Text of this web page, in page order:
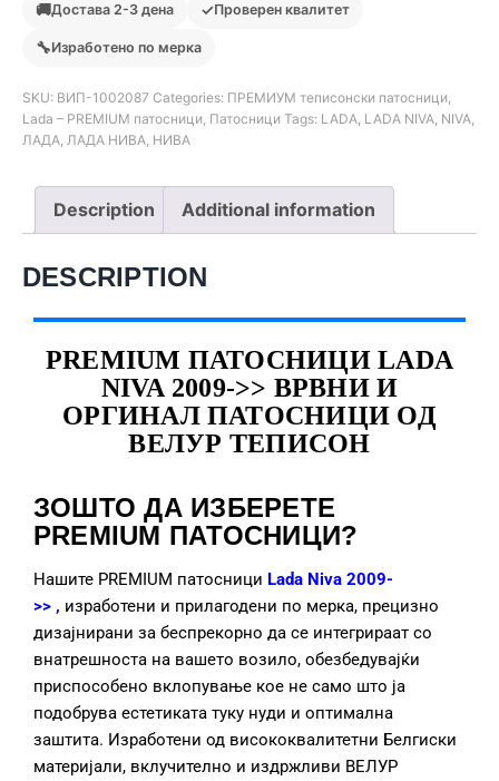
🚚Достава 2-3 дена ✓Проверен квалитет
🔧Изработено по мерка
SKU: ВИП-1002087 Categories: ПРЕМИУМ теписонски патосници
Lada – PREMIUM патосници Патосници Tags: LADA LADA NIVA NIVA
ЛАДА ЛАДА НИВА НИВА
Description Additional information
DESCRIPTION
PREMIUM ПАТОСНИЦИ LADA
NIVA 2009->> ВРВНИ И
ОРГИНАЛ ПАТОСНИЦИ ОД
ВЕЛУР ТЕПИСОН
ЗОШТО ДА ИЗБЕРЕТЕ
PREMIUM ПАТОСНИЦИ?
Нашите PREMIUM патосници Lada Niva 2009-
>> , изработени и прилагодени по мерка, прецизно
дизајнирани за беспрекорно да се интегрираат со
внатрешноста на вашето возило, обезбедувајќи
приспособено вклопување кое не само што ја
подобрува естетиката туку нуди и оптимална
заштита. Изработени од висококвалитетни Белгиски
материјали, вклучително и издржливи ВЕЛУР